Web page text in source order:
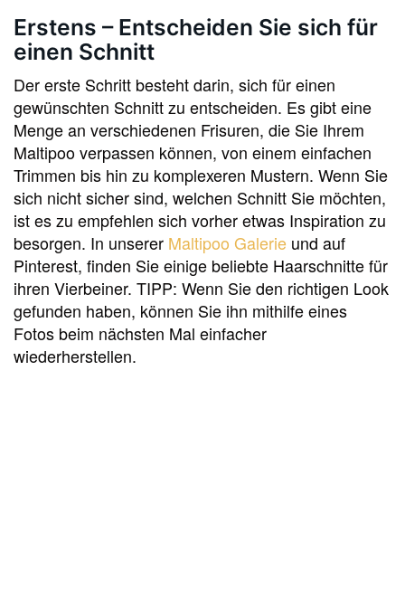
Erstens – Entscheiden Sie sich für
einen Schnitt
Der erste Schritt besteht darin, sich für einen
gewünschten Schnitt zu entscheiden. Es gibt eine
Menge an verschiedenen Frisuren, die Sie Ihrem
Maltipoo verpassen können, von einem einfachen
Trimmen bis hin zu komplexeren Mustern. Wenn Sie
sich nicht sicher sind, welchen Schnitt Sie möchten,
ist es zu empfehlen sich vorher etwas Inspiration zu
besorgen. In unserer Maltipoo Galerie und auf
Pinterest, finden Sie einige beliebte Haarschnitte für
ihren Vierbeiner. TIPP: Wenn Sie den richtigen Look
gefunden haben, können Sie ihn mithilfe eines
Fotos beim nächsten Mal einfacher
wiederherstellen.